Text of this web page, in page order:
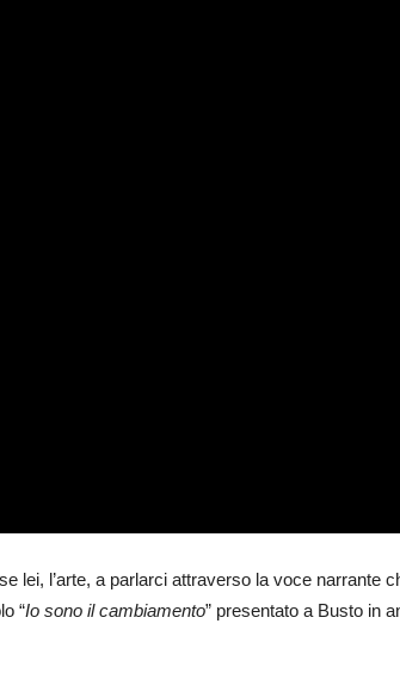
l’arte, a parlarci attraverso la voce narrante
“Io sono il cambiamento” presentato a Busto in